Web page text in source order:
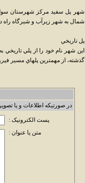
شهر پل سفيد مرکز شهرستان
شمال به شهر زيرآب و شيرگاه راه
پل تاريخي
اين شهر نام خود را از پلي
گذشته، از مهمترين پلهاي مسير
در صورتیکه اطلاعات و یا
پست الکترونیک :
متن یا عنوان :